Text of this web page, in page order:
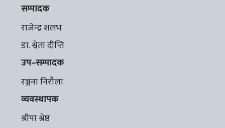
सम्पादक
राजेन्द्र शलभ
डा. श्वेता दीप्ति
उप–सम्पादक
रञ्जना निरौला
व्यवस्थापक
श्रीपा श्रेष्ठ